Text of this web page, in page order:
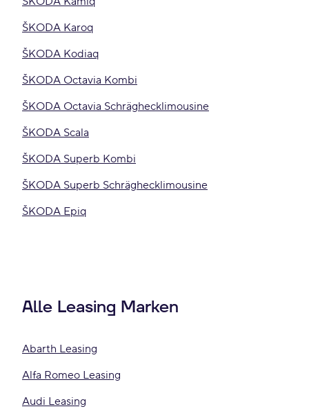
ŠKODA Karoq
ŠKODA Kodiaq
ŠKODA Octavia Kombi
ŠKODA Octavia Schräghecklimousine
ŠKODA Scala
ŠKODA Superb Kombi
ŠKODA Superb Schräghecklimousine
ŠKODA Epiq
Alle Leasing Marken
Abarth Leasing
Alfa Romeo Leasing
Audi Leasing